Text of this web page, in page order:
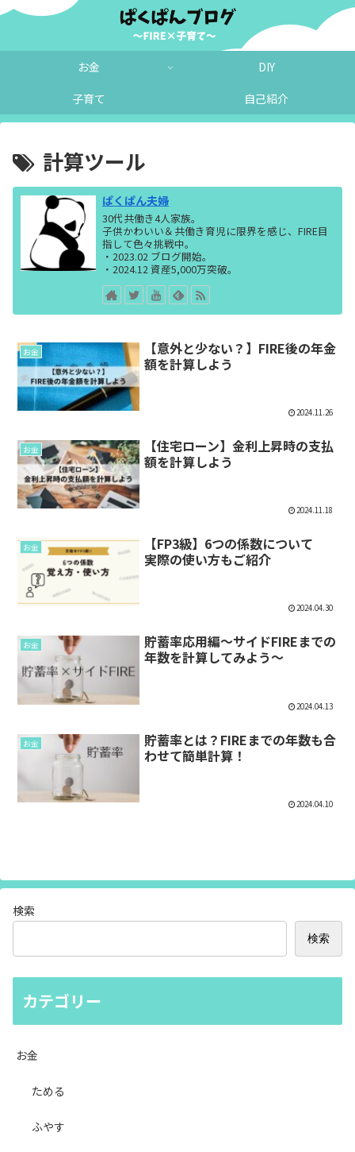
お金
DIY
子育て
自己紹介
計算ツール
ぱくぱん夫婦
30代共働き4人家族。
子供かわいい＆共働き育児に限界を感じ、FIRE目
指して色々挑戦中。
・2023.02 ブログ開始。
・2024.12 資産5,000万突破。
お金
【意外と少ない？】FIRE後の年金
額を計算しよう
2024.11.26
お金
【住宅ローン】金利上昇時の支払
額を計算しよう
2024.11.18
お金
【FP3級】6つの係数について
実際の使い方もご紹介
2024.04.30
お金
貯蓄率応用編～サイドFIREまでの
年数を計算してみよう～
2024.04.13
お金
貯蓄率とは？FIREまでの年数も合
わせて簡単計算！
2024.04.10
検索
検索
カテゴリー
お金
ためる
ふやす